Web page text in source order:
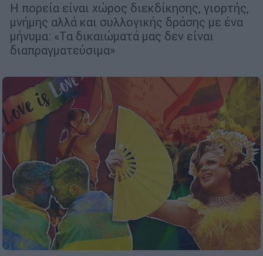
Η πορεία είναι χώρος διεκδίκησης, γιορτής,
μνήμης αλλά και συλλογικής δράσης με ένα
μήνυμα: «Τα δικαιώματά μας δεν είναι
διαπραγματεύσιμα»